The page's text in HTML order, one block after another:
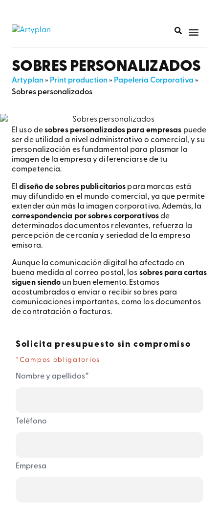
SOBRES PERSONALIZADOS
Artyplan» Print production» Papelería Corporativa »
Sobres personalizados
El uso desobres personalizados para empresas puede
ser de utilidad a nivel administrativo o comercial, y su
personalización es fundamental para plasmar la
imagen de la empresa y diferenciarse de tu
competencia.
Eldiseño de sobres publicitarios para marcas está
muy difundido en el mundo comercial, ya que permite
extender aún más la imagen corporativa. Además, la
correspondencia por sobres corporativosde
determinados documentos relevantes, refuerza la
percepción de cercanía y seriedad de la empresa
emisora.
Aunque la comunicación digital ha afectado en
buena medida al correo postal, los sobres para cartas
siguen siendo un buen elemento. Estamos
acostumbrados a enviar o recibir sobres para
comunicaciones importantes, como los documentos
de contratación o facturas.
Solicita presupuesto sin compromiso
*Campos obligatorios
Nombre y apellidos*
Teléfono
Empresa